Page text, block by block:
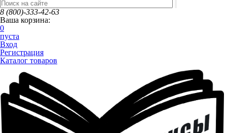
8 (800)-333-42-63
Ваша корзина:
0
пуста
Вход
Регистрация
Каталог товаров